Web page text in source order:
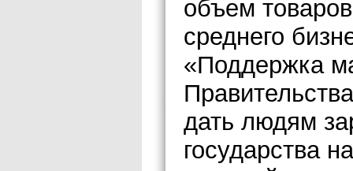
объем
среднего
«Поддержка
дать людям
государства